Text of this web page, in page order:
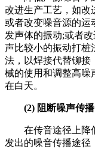
改进生产工艺，如改
或者改变噪音源的运
发声体的振动;或者
声比较小的振动打桩
法，以焊接代替铆接
械的使用和调整高噪
在白天。
(2) 阻断噪声传播
在传音途径上降低
发出的噪音传播途径